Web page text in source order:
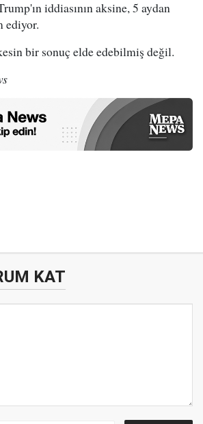
iddiasının aksine, 5 aydan
ediyor.
bir sonuç elde edebilmiş değil.
KAT